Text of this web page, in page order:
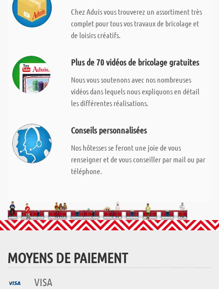
Chez Aduis vous trouverez un assortiment très
complet pour tous vos travaux de bricolage et
de loisirs créatifs.
Plus de 70 vidéos de bricolage gratuites
Nous vous soutenons avec nos nombreuses
vidéos dans lequels nous expliquons en détail
les différentes réalisations.
Conseils personnalisées
Nos hôtesses se feront une joie de vous
renseigner et de vous conseiller par mail ou par
téléphone.
MOYENS DE PAIEMENT
VISA